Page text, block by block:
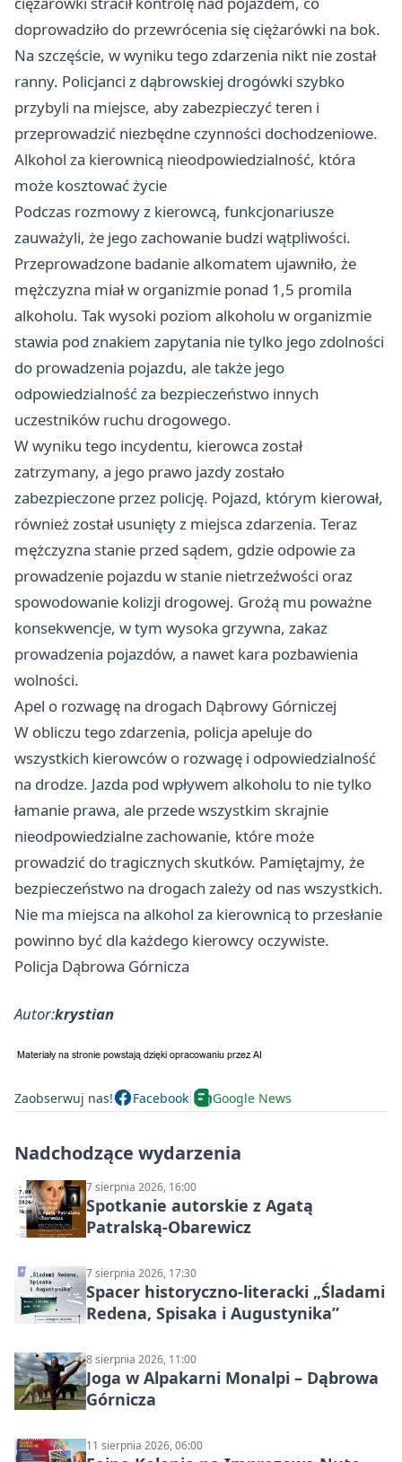
doprowadziło do przewrócenia się ciężarówki na bok.
Na szczęście, w wyniku tego zdarzenia nikt nie został
ranny. Policjanci z dąbrowskiej drogówki szybko
przybyli na miejsce, aby zabezpieczyć teren i
przeprowadzić niezbędne czynności dochodzeniowe.
Alkohol za kierownicą nieodpowiedzialność, która
może kosztować życie
Podczas rozmowy z kierowcą, funkcjonariusze
zauważyli, że jego zachowanie budzi wątpliwości.
Przeprowadzone badanie alkomatem ujawniło, że
mężczyzna miał w organizmie ponad 1,5 promila
alkoholu. Tak wysoki poziom alkoholu w organizmie
stawia pod znakiem zapytania nie tylko jego zdolności
do prowadzenia pojazdu, ale także jego
odpowiedzialność za bezpieczeństwo innych
uczestników ruchu drogowego.
W wyniku tego incydentu, kierowca został
zatrzymany, a jego prawo jazdy zostało
zabezpieczone przez policję. Pojazd, którym kierował,
również został usunięty z miejsca zdarzenia. Teraz
mężczyzna stanie przed sądem, gdzie odpowie za
prowadzenie pojazdu w stanie nietrzeźwości oraz
spowodowanie kolizji drogowej. Grożą mu poważne
konsekwencje, w tym wysoka grzywna, zakaz
prowadzenia pojazdów, a nawet kara pozbawienia
wolności.
Apel o rozwagę na drogach Dąbrowy Górniczej
W obliczu tego zdarzenia, policja apeluje do
wszystkich kierowców o rozwagę i odpowiedzialność
na drodze. Jazda pod wpływem alkoholu to nie tylko
łamanie prawa, ale przede wszystkim skrajnie
nieodpowiedzialne zachowanie, które może
prowadzić do tragicznych skutków. Pamiętajmy, że
bezpieczeństwo na drogach zależy od nas wszystkich.
Nie ma miejsca na alkohol za kierownicą to przesłanie
powinno być dla każdego kierowcy oczywiste.
Policja Dąbrowa Górnicza
Autor:krystian
Zaobserwuj nas! Facebook Google News
Nadchodzące wydarzenia
7 sierpnia 2026, 16:00
Spotkanie autorskie z Agatą
Patralską-Obarewicz
7 sierpnia 2026, 17:30
Spacer historyczno-literacki „Śladami
Redena, Spisaka i Augustynika”
8 sierpnia 2026, 11:00
Joga w Alpakarni Monalpi – Dąbrowa
Górnicza
11 sierpnia 2026, 06:00